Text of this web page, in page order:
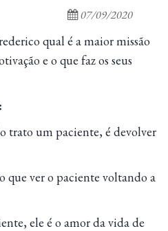
07/09/2020
qual é a maior missão
e o que faz os seus
trato um paciente, é devolver
que ver o paciente voltando a
ele é o amor da vida de